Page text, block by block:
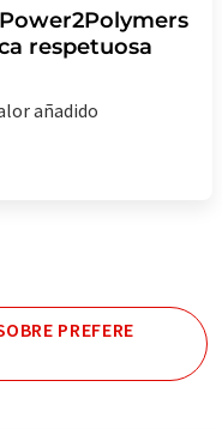
respetuosa
añadido
PREFERE